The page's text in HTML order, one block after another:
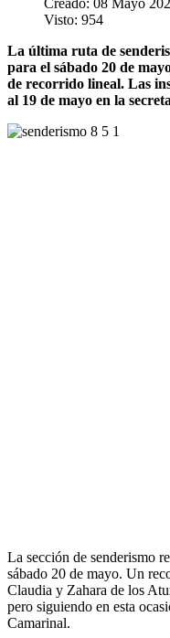
Visto: 954
La última ruta de
para el sábado 20 de
de recorrido lineal. Las
al 19 de mayo en la
La sección de senderismo
sábado 20 de mayo. Un
Claudia y Zahara de los
pero siguiendo en esta
Camarinal.